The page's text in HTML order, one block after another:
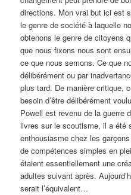
directions. Mon vrai but ici est
le genre de société à laquelle
obtenons le genre de citoyens
que nous fixons nous sont
ce que nous semons. Ce que
délibérément ou par
plus tard. De manière critique,
besoin d’être délibérément
Powell est revenu de la guerre
livres sur le scoutisme, il a été
enthousiasme chez les
de compétences simples en
étaient essentiellement une
adultes suivant après.
serait l’équivalent…